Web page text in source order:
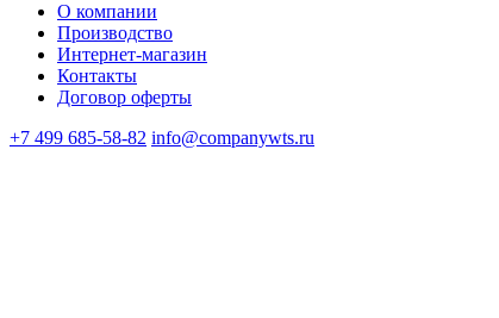
О компании
Производство
Интернет-магазин
Контакты
Договор оферты
+7 499 685-58-82 info@companywts.ru